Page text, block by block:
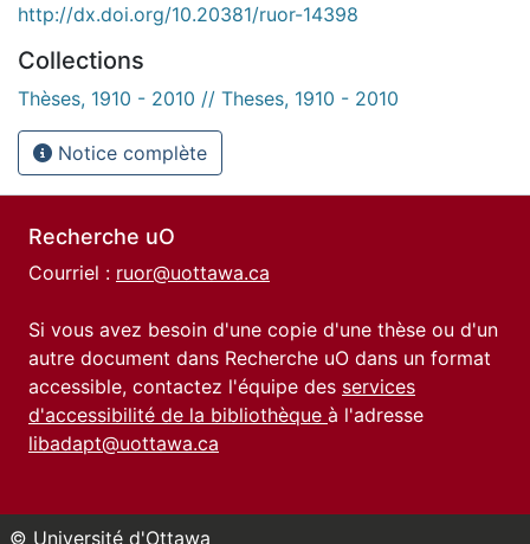
http://dx.doi.org/10.20381/ruor-14398
Collections
Thèses, 1910 - 2010 // Theses, 1910 - 2010
Notice complète
Recherche uO
Courriel : ruor@uottawa.ca
Si vous avez besoin d'une copie d'une thèse ou d'un
autre document dans Recherche uO dans un format
accessible, contactez l'équipe des services
d'accessibilité de la bibliothèque à l'adresse
libadapt@uottawa.ca
© Université d'Ottawa